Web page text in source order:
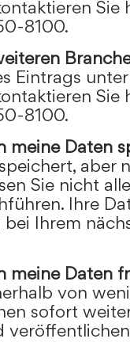
Sie
8100.
Eintrags
Sie
8100.
meine Daten
aber
Sie nicht
Ihre
Ihrem
meine Daten
von
sofort